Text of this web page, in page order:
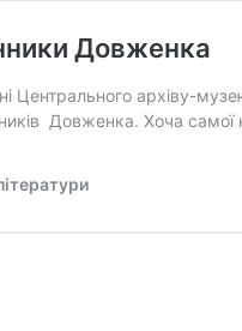
Довженка
Центрального архіву-
Довженка. Хоча